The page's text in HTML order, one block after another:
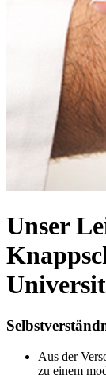
Unser
Aus der
zu einem